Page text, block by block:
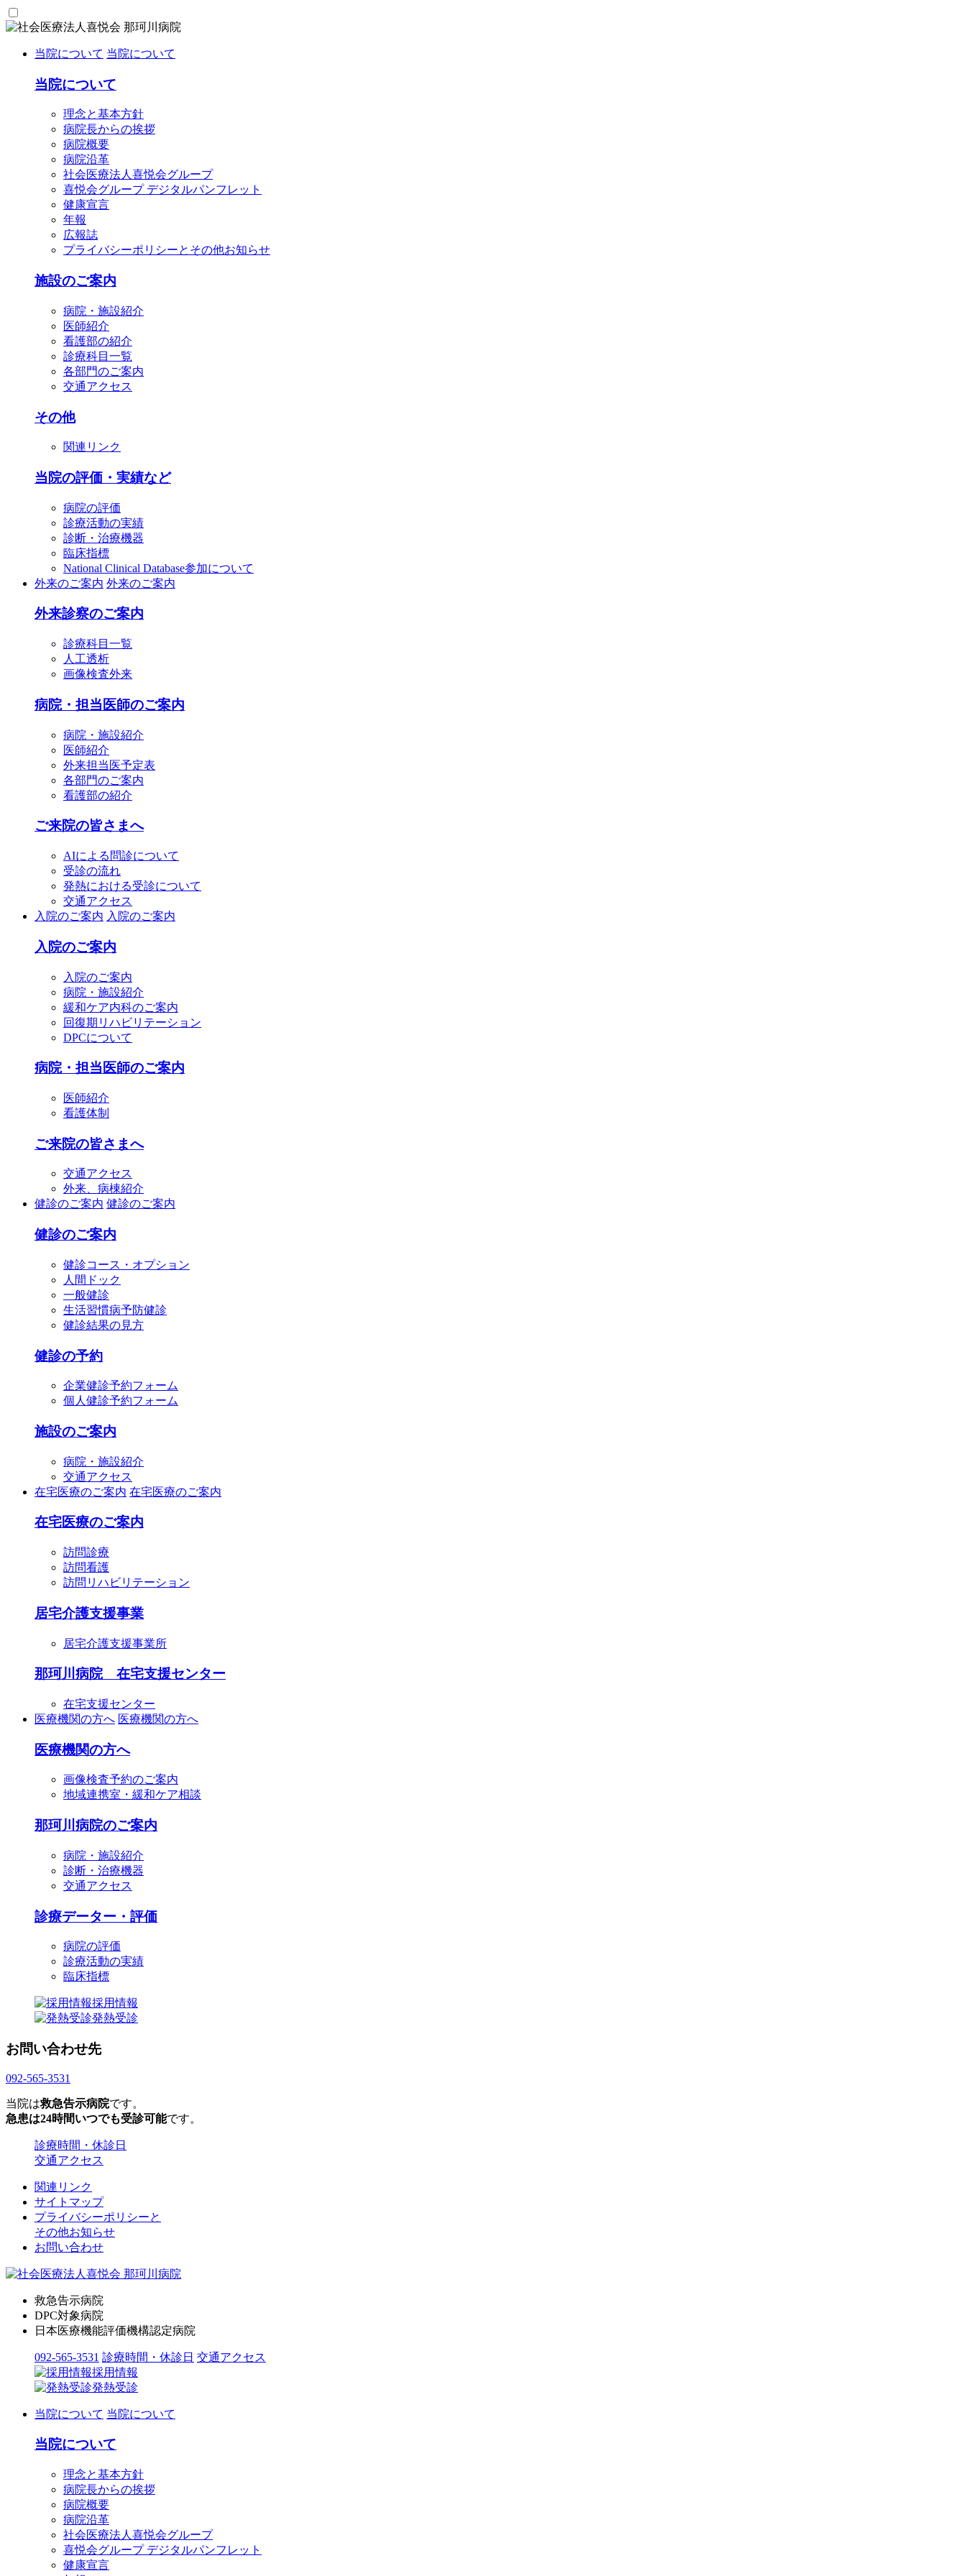
当院について 当院について
当院について
理念と基本方針
病院長からの挨拶
病院概要
病院沿革
社会医療法人喜悦会グループ
喜悦会グループ デジタルパンフレット
健康宣言
年報
広報誌
プライバシーポリシーとその他お知らせ
施設のご案内
病院・施設紹介
医師紹介
看護部の紹介
診療科目一覧
各部門のご案内
交通アクセス
その他
関連リンク
当院の評価・実績など
病院の評価
診療活動の実績
診断・治療機器
臨床指標
National Clinical Database参加について
外来のご案内 外来のご案内
外来診察のご案内
診療科目一覧
人工透析
画像検査外来
病院・担当医師のご案内
病院・施設紹介
医師紹介
外来担当医予定表
各部門のご案内
看護部の紹介
ご来院の皆さまへ
AIによる問診について
受診の流れ
発熱における受診について
交通アクセス
入院のご案内 入院のご案内
入院のご案内
入院のご案内
病院・施設紹介
緩和ケア内科のご案内
回復期リハビリテーション
DPCについて
病院・担当医師のご案内
医師紹介
看護体制
ご来院の皆さまへ
交通アクセス
外来、病棟紹介
健診のご案内 健診のご案内
健診のご案内
健診コース・オプション
人間ドック
一般健診
生活習慣病予防健診
健診結果の見方
健診の予約
企業健診予約フォーム
個人健診予約フォーム
施設のご案内
病院・施設紹介
交通アクセス
在宅医療のご案内 在宅医療のご案内
在宅医療のご案内
訪問診療
訪問看護
訪問リハビリテーション
居宅介護支援事業
居宅介護支援事業所
那珂川病院 在宅支援センター
在宅支援センター
医療機関の方へ 医療機関の方へ
医療機関の方へ
画像検査予約のご案内
地域連携室・緩和ケア相談
那珂川病院のご案内
病院・施設紹介
診断・治療機器
交通アクセス
診療データー・評価
病院の評価
診療活動の実績
臨床指標
採用情報
発熱受診
お問い合わせ先
092-565-3531
当院は救急告示病院です。
急患は24時間いつでも受診可能です。
診療時間・休診日
交通アクセス
関連リンク
サイトマップ
プライバシーポリシーと
その他お知らせ
お問い合わせ
救急告示病院
DPC対象病院
日本医療機能評価機構認定病院
092-565-3531 診療時間・休診日 交通アクセス
採用情報
発熱受診
当院について 当院について
当院について
理念と基本方針
病院長からの挨拶
病院概要
病院沿革
社会医療法人喜悦会グループ
喜悦会グループ デジタルパンフレット
健康宣言